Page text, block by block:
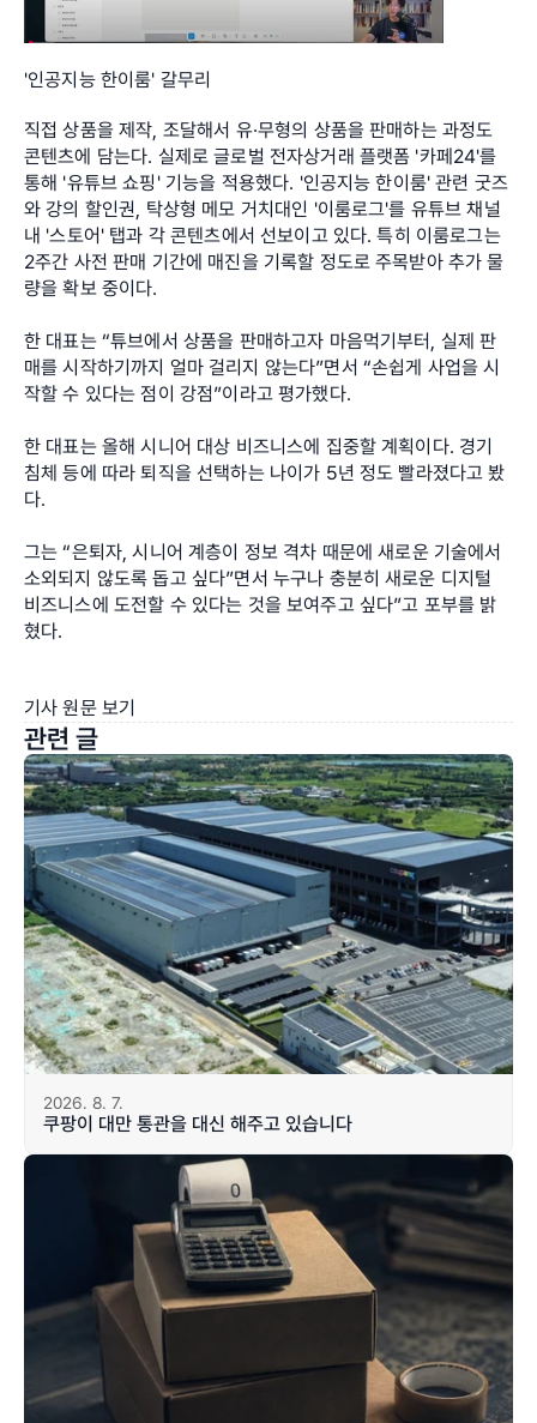
'인공지능 한이룸' 갈무리
직접 상품을 제작, 조달해서 유·무형의 상품을 판매하는 과정도
콘텐츠에 담는다. 실제로 글로벌 전자상거래 플랫폼 '카페24'를
통해 '유튜브 쇼핑' 기능을 적용했다. '인공지능 한이룸' 관련 굿즈
와 강의 할인권, 탁상형 메모 거치대인 '이룸로그'를 유튜브 채널
내 '스토어' 탭과 각 콘텐츠에서 선보이고 있다. 특히 이룸로그는
2주간 사전 판매 기간에 매진을 기록할 정도로 주목받아 추가 물
량을 확보 중이다.
한 대표는 “튜브에서 상품을 판매하고자 마음먹기부터, 실제 판
매를 시작하기까지 얼마 걸리지 않는다”면서 “손쉽게 사업을 시
작할 수 있다는 점이 강점”이라고 평가했다.
한 대표는 올해 시니어 대상 비즈니스에 집중할 계획이다. 경기
침체 등에 따라 퇴직을 선택하는 나이가 5년 정도 빨라졌다고 봤
다.
그는 “은퇴자, 시니어 계층이 정보 격차 때문에 새로운 기술에서
소외되지 않도록 돕고 싶다”면서 누구나 충분히 새로운 디지털
비즈니스에 도전할 수 있다는 것을 보여주고 싶다”고 포부를 밝
혔다.
기사 원문 보기
관련 글
2026. 8. 7.
쿠팡이 대만 통관을 대신 해주고 있습니다